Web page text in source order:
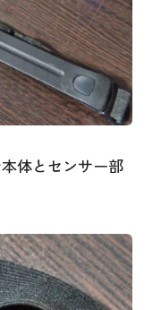
体とセンサー部